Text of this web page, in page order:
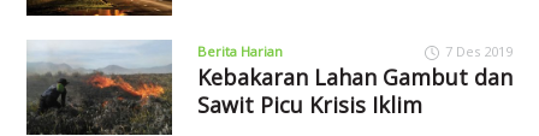
Berita Harian 7 Des 2019
Kebakaran Lahan Gambut dan
Sawit Picu Krisis Iklim